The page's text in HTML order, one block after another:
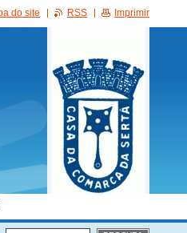
do site RSS Imprimir